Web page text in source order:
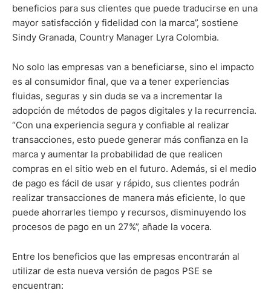
beneficios para sus clientes que puede traducirse en una
mayor satisfacción y fidelidad con la marca”, sostiene
Sindy Granada, Country Manager Lyra Colombia.
No solo las empresas van a beneficiarse, sino el impacto
es al consumidor final, que va a tener experiencias
fluidas, seguras y sin duda se va a incrementar la
adopción de métodos de pagos digitales y la recurrencia.
“Con una experiencia segura y confiable al realizar
transacciones, esto puede generar más confianza en la
marca y aumentar la probabilidad de que realicen
compras en el sitio web en el futuro. Además, si el medio
de pago es fácil de usar y rápido, sus clientes podrán
realizar transacciones de manera más eficiente, lo que
puede ahorrarles tiempo y recursos, disminuyendo los
procesos de pago en un 27%”, añade la vocera.
Entre los beneficios que las empresas encontrarán al
utilizar de esta nueva versión de pagos PSE se
encuentran: